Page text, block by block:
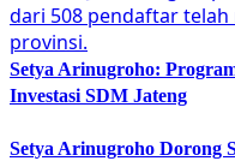
Setya Arinugroho:
Investasi SDM Jateng
Setya Arinugroho Dorong